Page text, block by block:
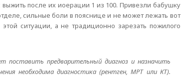
после их иоерации 1 из 100. Привезли бабушку
сильные боли в пояснице и не может лежать вот
ситуации, а не традиционно зарезать пожилого
предварительный диагноз и назначить
необходима диагностика (рентген, МРТ или КТ).